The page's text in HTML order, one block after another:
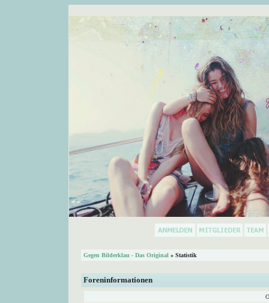
Gegen Bilderklau - Das Original » Statistik
Foreninformationen